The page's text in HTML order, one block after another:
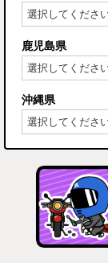
鹿児島県
沖縄県